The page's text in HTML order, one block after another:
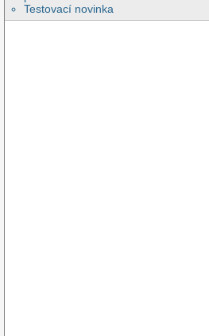
Testovací novinka